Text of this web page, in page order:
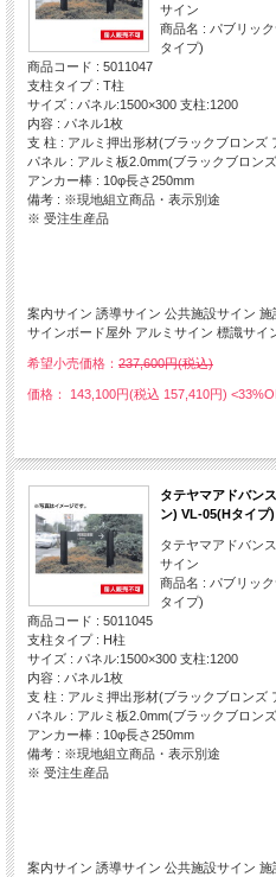
サイン
商品名 : パブリッ
タイプ)
商品コード : 5011047
支柱タイプ : T柱
サイズ : パネル:1500×300 支柱:1200
内容 : パネル1枚
支 柱 : アルミ押出形材(ブラックブロンズ
パネル : アルミ板2.0mm(ブラックブロン
アンカー棒 : 10φ長さ250mm
備考 : ※現地組立商品・表示別途
※ 受注生産品
案内サイン 誘導サイン 公共施設サイン
サインボード屋外 アルミサイン 標識サイ
希望小売価格： 237,600円(税込)
価格： 143,100円(税込 157,410円)
タテヤマアドバン
ン) VL-05(Hタイプ
タテヤマアドバン
サイン
商品名 : パブリッ
タイプ)
商品コード : 5011045
支柱タイプ : H柱
サイズ : パネル:1500×300 支柱:1200
内容 : パネル1枚
支 柱 : アルミ押出形材(ブラックブロンズ
パネル : アルミ板2.0mm(ブラックブロン
アンカー棒 : 10φ長さ250mm
備考 : ※現地組立商品・表示別途
※ 受注生産品
案内サイン 誘導サイン 公共施設サイン